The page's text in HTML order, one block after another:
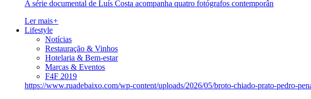
A série documental de Luís Costa acompanha quatro fotógrafos contemporân
Ler mais+
Lifestyle
Notícias
Restauração & Vinhos
Hotelaria & Bem-estar
Marcas & Eventos
F4F 2019
https://www.ruadebaixo.com/wp-content/uploads/2026/05/broto-chiado-prato-pedro-